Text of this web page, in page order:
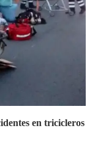
en tricicleros